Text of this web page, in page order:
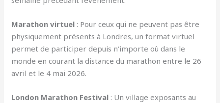
Marathon virtuel : Pour ceux qui ne peuvent pas être
physiquement présents à Londres, un format virtuel
permet de participer depuis n’importe où dans le
monde en courant la distance du marathon entre le 26
avril et le 4 mai 2026.
London Marathon Festival : Un village exposants au